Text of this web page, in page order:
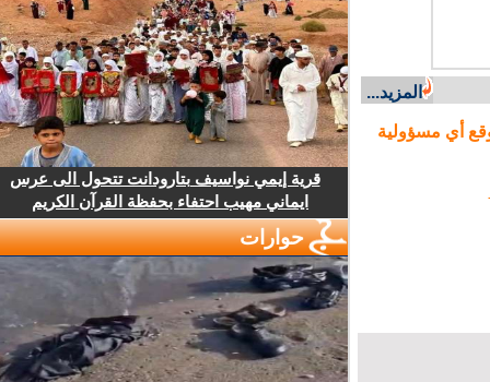
المزيد...
أي مسؤولية
قرية إيمي نواسيف بتارودانت تتحول الى عرس
ايماني مهيب احتفاء بحفظة القرآن الكريم
حوارات